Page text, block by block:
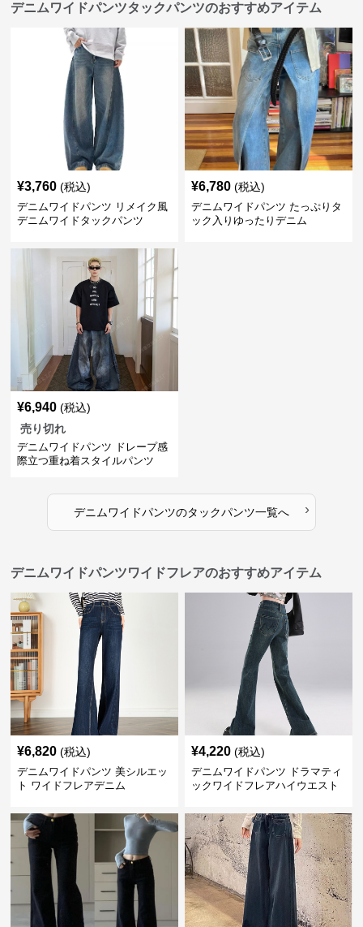
デニムワイドパンツタックパンツのおすすめアイテム
¥3,760 (税込)
デニムワイドパンツ リメイク風
デニムワイドタックパンツ
¥6,780 (税込)
デニムワイドパンツ たっぷりタ
ック入りゆったりデニム
¥6,940 (税込)
売り切れ
デニムワイドパンツ ドレープ感
際立つ重ね着スタイルパンツ
デニムワイドパンツのタックパンツ一覧へ ›
デニムワイドパンツワイドフレアのおすすめアイテム
¥6,820 (税込)
デニムワイドパンツ 美シルエッ
ト ワイドフレアデニム
¥4,220 (税込)
デニムワイドパンツ ドラマティ
ックワイドフレアハイウエスト